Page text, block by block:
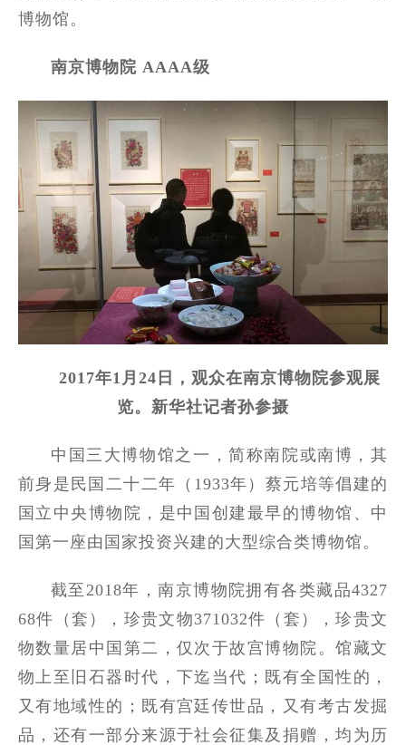
博物馆。
南京博物院 AAAA级
2017年1月24日，观众在南京博物院参观展
览。新华社记者孙参摄
中国三大博物馆之一，简称南院或南博，其
前身是民国二十二年（1933年）蔡元培等倡建的
国立中央博物院，是中国创建最早的博物馆、中
国第一座由国家投资兴建的大型综合类博物馆。
截至2018年，南京博物院拥有各类藏品4327
68件（套），珍贵文物371032件（套），珍贵文
物数量居中国第二，仅次于故宫博物院。馆藏文
物上至旧石器时代，下迄当代；既有全国性的，
又有地域性的；既有宫廷传世品，又有考古发掘
品，还有一部分来源于社会征集及捐赠，均为历